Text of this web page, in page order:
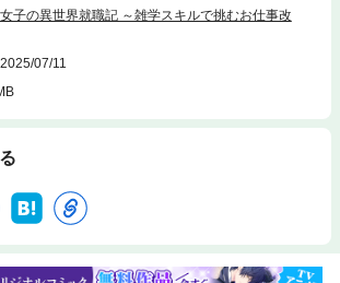
子の異世界就職記 ～雑学スキルで挑むお仕事改
2025/07/11